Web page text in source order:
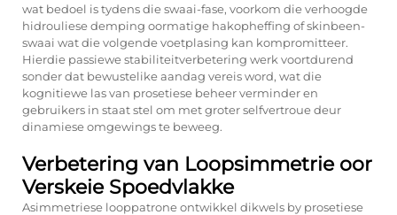
wat bedoel is tydens die swaai-fase, voorkom die verhoogde
hidrouliese demping oormatige hakopheffing of skinbeen-
swaai wat die volgende voetplasing kan kompromitteer.
Hierdie passiewe stabiliteitverbetering werk voortdurend
sonder dat bewustelike aandag vereis word, wat die
kognitiewe las van prosetiese beheer verminder en
gebruikers in staat stel om met groter selfvertroue deur
dinamiese omgewings te beweeg.
Verbetering van Loopsimmetrie oor
Verskeie Spoedvlakke
Asimmetriese looppatrone ontwikkel dikwels by prosetiese